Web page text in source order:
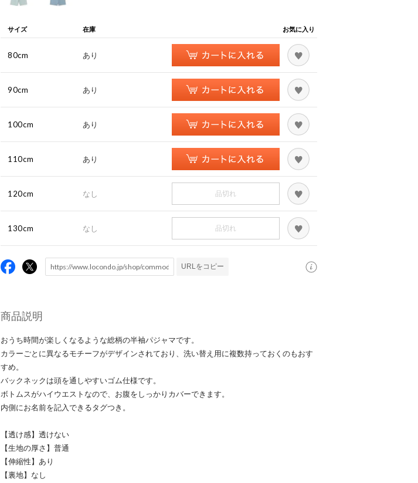
サイズ 在庫 お気に入り
80cm あり
90cm あり
100cm あり
110cm あり
120cm なし 品切れ
130cm なし 品切れ
URLをコピー
商品説明
おうち時間が楽しくなるような総柄の半袖パジャマです。
カラーごとに異なるモチーフがデザインされており、洗い替え用に複数持っておくのもおす
すめ。
バックネックは頭を通しやすいゴム仕様です。
ボトムスがハイウエストなので、お腹をしっかりカバーできます。
内側にお名前を記入できるタグつき。
【透け感】透けない
【生地の厚さ】普通
【伸縮性】あり
【裏地】なし